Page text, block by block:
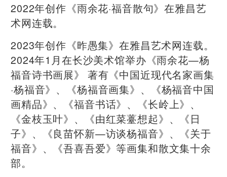
2022年创作《雨余花·福音散句》在雅昌艺
术网连载。
2023年创作《昨愚集》在雅昌艺术网连载。
2024年1月在长沙美术馆举办《雨余花—杨
福音诗书画展》 著有《中国近现代名家画集
·杨福音》、《杨福音画集》、《杨福音中国
画精品》、《福音书话》、《长岭上》、
《金枝玉叶》、《由红菜薹想起》、《日
子》、《良苗怀新—访谈杨福音》、《关于
福音》、《吾喜吾爱》等画集和散文集十余
部。